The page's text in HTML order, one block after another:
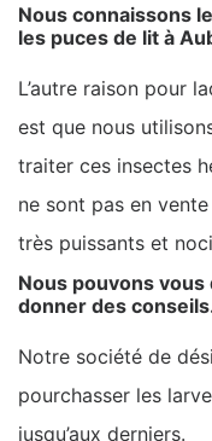
Nous connaissons
les puces de lit à
L’autre raison pour
est que nous
traiter ces insectes
ne sont pas en
très puissants et
Nous pouvons
donner des
Notre société de
pourchasser les
jusqu’aux derniers.